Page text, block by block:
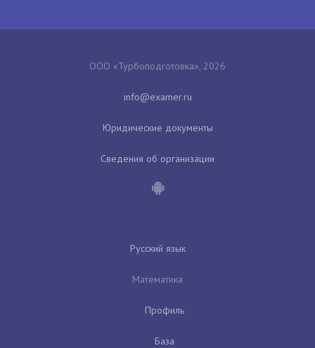
ООО «Турбоподготовка», 2026
Юридические документы
Сведения об организации
Русский язык
Математика
Профиль
База